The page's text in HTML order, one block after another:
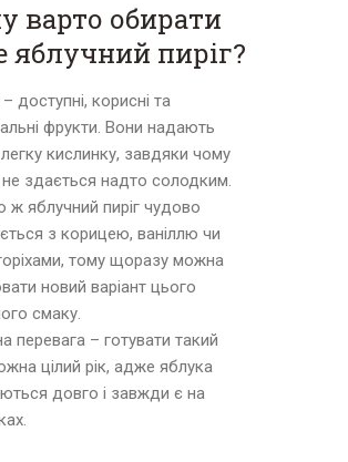
варто обирати
яблучний пиріг?
доступні, корисні та
фрукти. Вони надають
легку кислинку, завдяки чому
здається надто солодким.
ж яблучний пиріг чудово
з корицею, ваніллю чи
тому щоразу можна
новий варіант цього
смаку.
перевага – готувати такий
цілий рік, адже яблука
довго і завжди є на